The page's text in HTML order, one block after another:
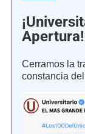
Apertura!
Cerramos la
constancia